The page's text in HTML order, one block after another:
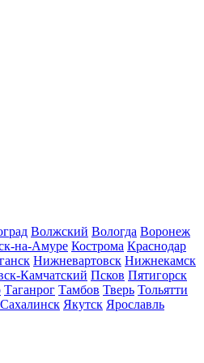
Волжский Вологда Воронеж
на-Амуре Кострома Краснодар
Нижневартовск Нижнекамск
Камчатский Псков Пятигорск
Таганрог Тамбов Тверь Тольятти
Якутск Ярославль